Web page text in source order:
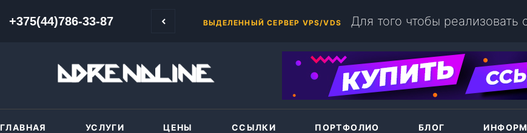
+375(44)786-33-87 +375(44)786-33-87 +375(44)786-33-87
ВЫДЕЛЕННЫЙ СЕРВЕР VPS/VDS Для того чтобы реализовать свой собственный интернет проект, вам необходимо
ГЛАВНАЯ УСЛУГИ ЦЕНЫ ССЫЛКИ ПОРТФОЛИО БЛОГ